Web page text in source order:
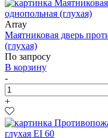
Array
Маятниковая дверь
(глухая)
По запросу
В корзину
-
+